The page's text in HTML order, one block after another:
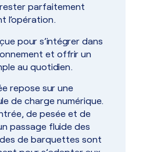
parfaitement
l’opération.
pour s’intégrer dans
et offrir un
au quotidien.
repose sur une
de charge numérique.
de pesée et de
passage fluide des
de barquettes sont